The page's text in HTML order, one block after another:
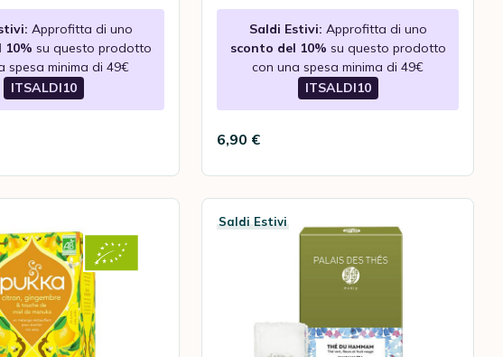
Approfitta di uno
10% su questo prodotto
spesa minima di 49€
ITSALDI10
Saldi Estivi: Approfitta di uno
sconto del 10% su questo prodotto
con una spesa minima di 49€
ITSALDI10
6,90 €
Saldi Estivi